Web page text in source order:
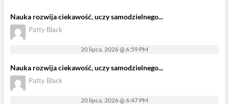
Nauka rozwija ciekawość, uczy samodzielnego...
Patty Black
20 lipca, 2026 @ 6:59 PM
Nauka rozwija ciekawość, uczy samodzielnego...
Patty Black
20 lipca, 2026 @ 6:47 PM